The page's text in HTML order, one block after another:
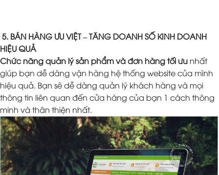
5. BÁN HÀNG ƯU VIỆT – TĂNG DOANH SỐ KINH DOANH
HIỆU QUẢ
Chức năng quản lý sản phẩm và đơn hàng tối ưu nhất
giúp bạn dễ dàng vận hàng hệ thống website của mình
hiệu quả. Bạn sẽ dễ dàng quản lý khách hàng và mọi
thông tin liên quan đến cửa hàng của bạn 1 cách thông
minh và thân thiện nhất.